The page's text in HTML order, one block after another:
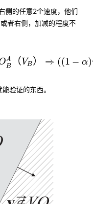
侧的任意2个速度，他们
者右侧，加减的程度不
A
B
（ VB ） ⇒ ((1 − α)
VO BA（ ）⇒
验证的东西。